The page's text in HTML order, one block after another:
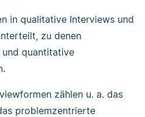
in qualitative Interviews und
zu denen
quantitative
zählen u. a. das
problemzentrierte